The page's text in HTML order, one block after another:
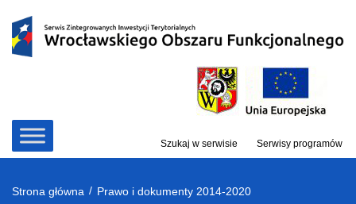
treści
Szukaj w serwisie Serwisy programów
Strona główna / Prawo i dokumenty 2014-2020